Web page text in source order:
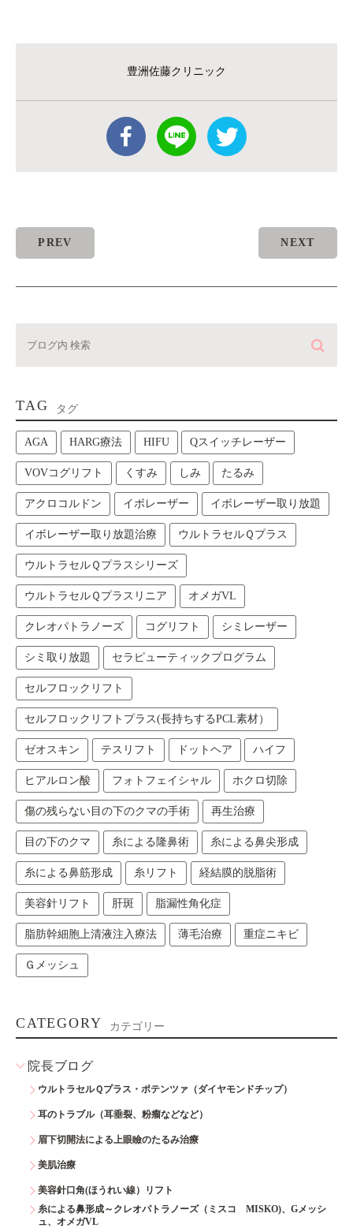
豊洲佐藤クリニック
PREV NEXT
TAG タグ
AGA HARG療法 HIFU Qスイッチレーザー
VOVコグリフト くすみ しみ たるみ
アクロコルドン イボレーザー イボレーザー取り放題
イボレーザー取り放題治療 ウルトラセルＱプラス
ウルトラセルＱプラスシリーズ
ウルトラセルＱプラスリニア オメガVL
クレオパトラノーズ コグリフト シミレーザー
シミ取り放題 セラピューティックプログラム
セルフロックリフト
セルフロックリフトプラス(長持ちするPCL素材）
ゼオスキン テスリフト ドットヘア ハイフ
ヒアルロン酸 フォトフェイシャル ホクロ切除
傷の残らない目の下のクマの手術 再生治療
目の下のクマ 糸による隆鼻術 糸による鼻尖形成
糸による鼻筋形成 糸リフト 経結膜的脱脂術
美容針リフト 肝斑 脂漏性角化症
脂肪幹細胞上清液注入療法 薄毛治療 重症ニキビ
Ｇメッシュ
CATEGORY カテゴリー
院長ブログ
ウルトラセルＱプラス・ポテンツァ（ダイヤモンドチップ）
耳のトラブル（耳垂裂、粉瘤などなど）
眉下切開法による上眼瞼のたるみ治療
美肌治療
美容針口角(ほうれい線）リフト
糸による鼻形成～クレオパトラノーズ（ミスコ MISKO)、Gメッシ
ュ、オメガVL